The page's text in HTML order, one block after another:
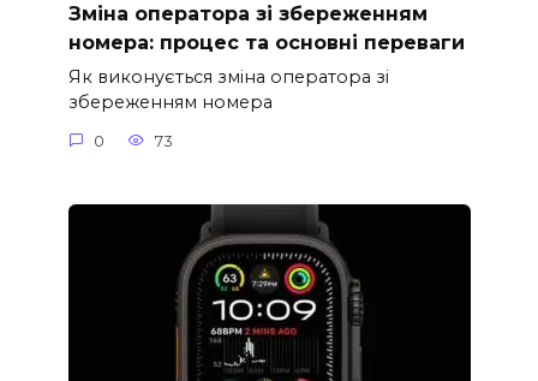
Зміна оператора зі збереженням
номера: процес та основні переваги
Як виконується зміна оператора зі
збереженням номера
0 73